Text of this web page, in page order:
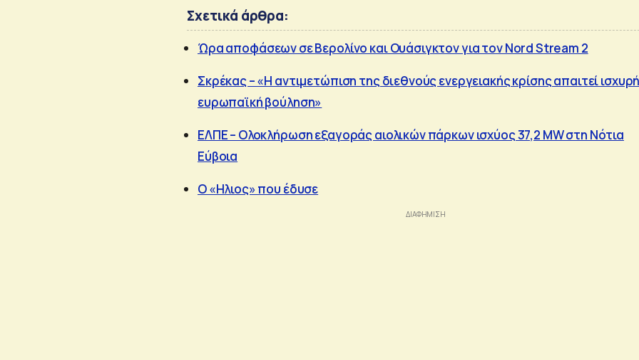
Σχετικά άρθρα:
Ώρα αποφάσεων σε Βερολίνο και Ουάσιγκτον για τον Nord Stream 2
Σκρέκας – «Η αντιμετώπιση της διεθνούς ενεργειακής κρίσης απαιτεί ισχυρή
ευρωπαϊκή βούληση»
ΕΛΠΕ – Ολοκλήρωση εξαγοράς αιολικών πάρκων ισχύος 37,2 MW στη Νότια
Εύβοια
Ο «Ηλιος» που έδυσε